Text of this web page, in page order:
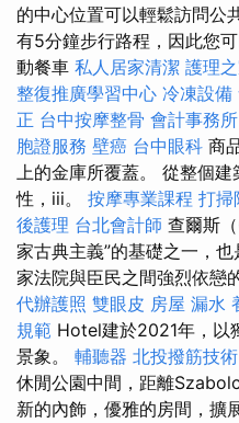
的中心位置可以輕鬆訪問公
有5分鐘步行路程，因此您
動餐車 私人居家清潔 護理
整復推廣學習中心 冷凍設備
正 台中按摩整骨 會計事務所
胞證服務 壁癌 台中眼科 商
上的金庫所覆蓋。 從整個
性，iii。 按摩專業課程 打掃
後護理 台北會計師 查爾斯
家古典主義”的基礎之一，
家法院與臣民之間強烈依戀
代辦護照 雙眼皮 房屋 漏水
規範 Hotel建於2021年，以
景象。 輔聽器 北投撥筋技術
休閒公園中間，距離
新的內飾，優雅的房間，擴